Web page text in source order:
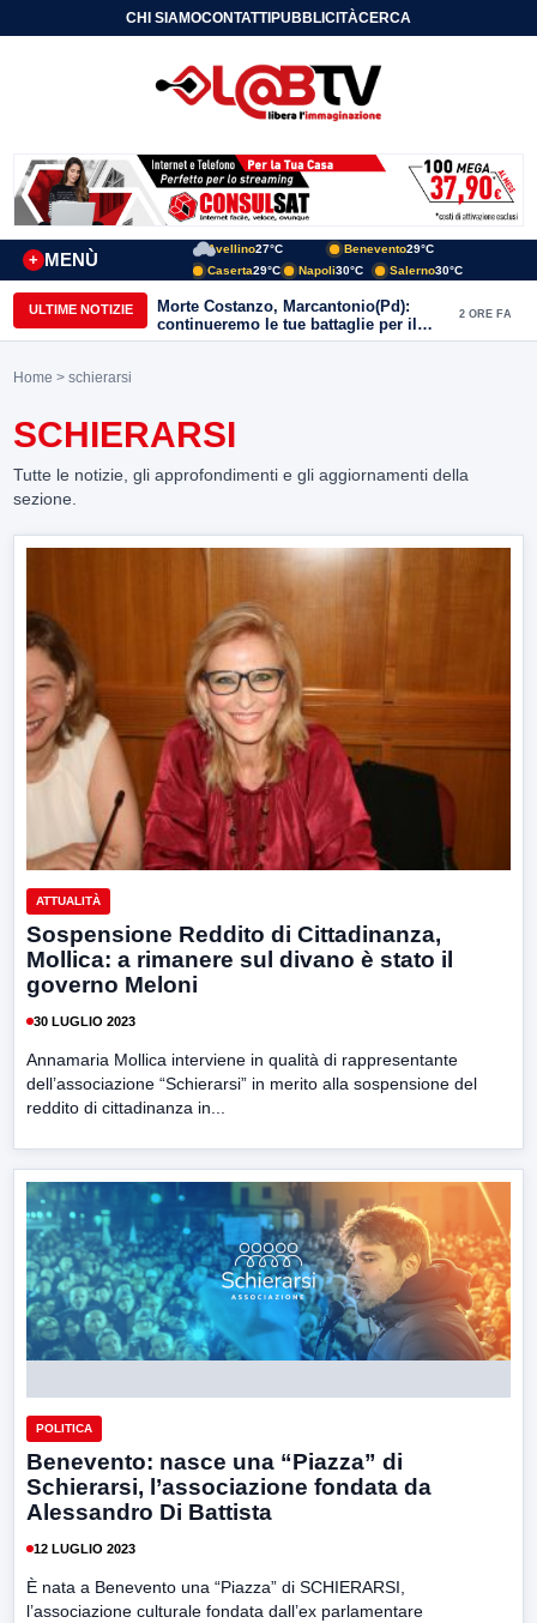
CHI SIAMOCONTATTIPUBBLICITÀCERCA
MENÙ
+
Avellino27°C Benevento29°C
Caserta29°C Napoli30°C Salerno30°C
ULTIME NOTIZIE
Morte Costanzo, Marcantonio(Pd):
continueremo le tue battaglie per il
Sannio
2 ORE FA
Home > schierarsi
SCHIERARSI
Tutte le notizie, gli approfondimenti e gli aggiornamenti della
sezione.
ATTUALITÀ
Sospensione Reddito di Cittadinanza,
Mollica: a rimanere sul divano è stato il
governo Meloni
30 LUGLIO 2023
Annamaria Mollica interviene in qualità di rappresentante
dell’associazione “Schierarsi” in merito alla sospensione del
reddito di cittadinanza in...
POLITICA
Benevento: nasce una “Piazza” di
Schierarsi, l’associazione fondata da
Alessandro Di Battista
12 LUGLIO 2023
È nata a Benevento una “Piazza” di SCHIERARSI,
l’associazione culturale fondata dall’ex parlamentare